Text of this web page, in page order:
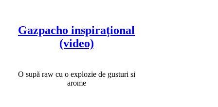
Gazpacho inspirațional
(video)
O supă raw cu o explozie de gusturi si
arome